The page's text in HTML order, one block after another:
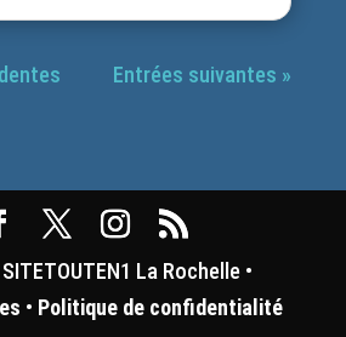
Entrées suivantes »
La Rochelle •
• Politique de confidentialité